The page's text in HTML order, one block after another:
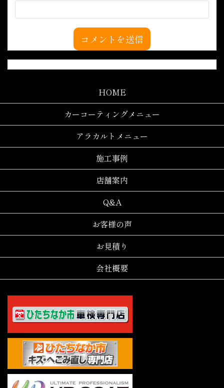
HOME
カーコーティングメニュー
アラカルトメニュー
施工事例
店舗案内
Q&A
お客様の声
お見積り
会社概要